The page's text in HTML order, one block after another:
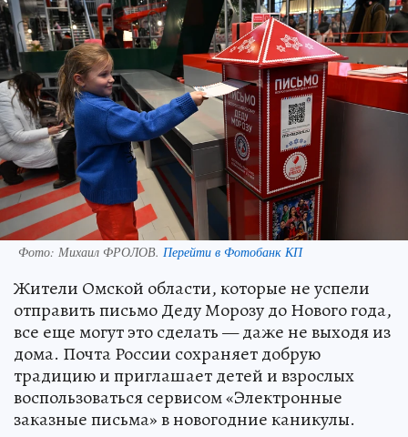
Фото: Михаил ФРОЛОВ. Перейти в Фотобанк КП
Жители Омской области, которые не успели
отправить письмо Деду Морозу до Нового года,
все еще могут это сделать — даже не выходя из
дома. Почта России сохраняет добрую
традицию и приглашает детей и взрослых
воспользоваться сервисом «Электронные
заказные письма» в новогодние каникулы.